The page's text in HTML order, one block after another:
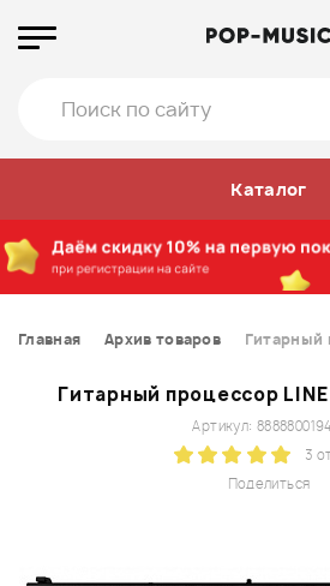
Каталог
Главная Архив товаров Гитарный
Гитарный процессор LINE
Поделиться
Артикул:
3